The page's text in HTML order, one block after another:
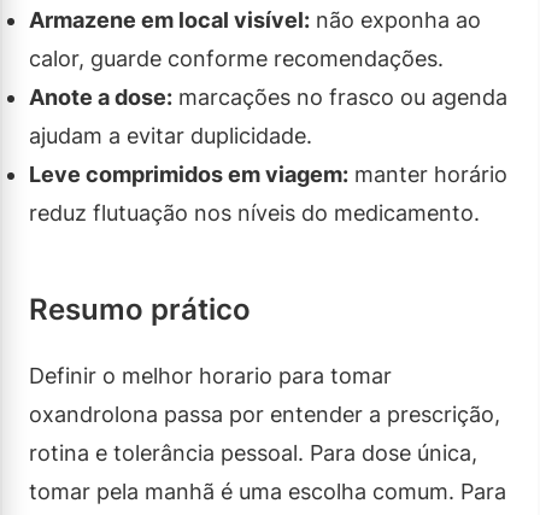
Armazene em local visível: não exponha ao
calor, guarde conforme recomendações.
Anote a dose: marcações no frasco ou agenda
ajudam a evitar duplicidade.
Leve comprimidos em viagem: manter horário
reduz flutuação nos níveis do medicamento.
Resumo prático
Definir o melhor horario para tomar
oxandrolona passa por entender a prescrição,
rotina e tolerância pessoal. Para dose única,
tomar pela manhã é uma escolha comum. Para